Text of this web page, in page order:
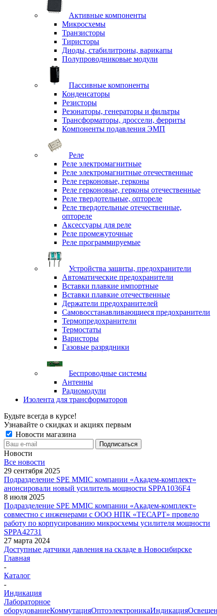
Активные компоненты
Микросхемы
Транзисторы
Тиристоры
Диоды, стабилитроны, варикапы
Полупроводниковые модули
Пассивные компоненты
Конденсаторы
Резисторы
Резонаторы, генераторы и фильтры
Трансформаторы, дроссели, ферриты
Компоненты подавления ЭМП
Реле
Реле электромагнитные
Реле электромагнитные отечественные
Реле герконовые, герконы
Реле герконовые, герконы отечественные
Реле твердотельные, оптореле
Реле твердотельные отечественные,
оптореле
Аксессуары для реле
Реле промежуточные
Реле программируемые
Устройства защиты, предохранители
Автоматические предохранители
Вставки плавкие импортные
Вставки плавкие отечественные
Держатели предохранителей
Самовосстанавливающиеся предохранители
Термопредохранители
Термостаты
Варисторы
Газовые разрядники
Беспроводные системы
Антенны
Радиомодули
Изолента для трансформаторов
Будьте всегда в курсе!
Узнавайте о скидках и акциях первым
Новости магазина
Новости
Все новости
29 сентября 2025
Подразделение SPE MMIC компании «Академ-комплект»
анонсировали новый усилитель мощности SPPA1036F4
8 июля 2025
Подразделение SPE MMIC компании «Академ-комплект»
совместно с инженерами с ООО НПК «ТЕСАРТ» провело
работу по корпусированию микросхемы усилителя мощности
SPPA42731
27 марта 2024
Доступные датчики давления на складе в Новосибирске
Главная
-
Каталог
-
Индикация
Лабораторное
оборудованиеКоммутацияОптоэлектроникаИндикация